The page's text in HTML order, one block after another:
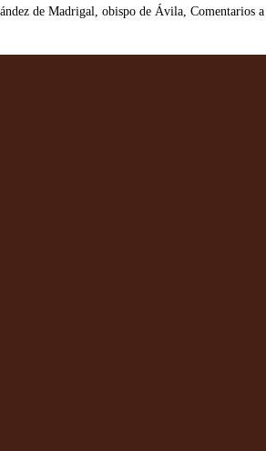
de Madrigal, obispo de Ávila, Comentarios